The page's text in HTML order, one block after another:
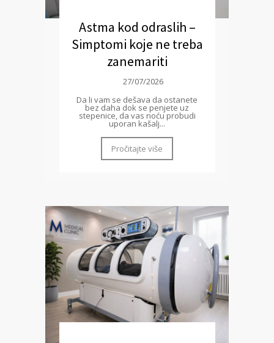
Astma kod odraslih –
Simptomi koje ne treba
zanemariti
27/07/2026
Da li vam se dešava da ostanete
bez daha dok se penjete uz
stepenice, da vas noću probudi
uporan kašalj...
Pročitajte više